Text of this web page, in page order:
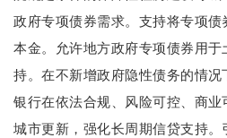
政府专项债券需求。支持将专项
本金。允许地方政府专项债券用
持。在不新增政府隐性债务的情
银行在依法合规、风险可控、商
城市更新，强化长周期信贷支持